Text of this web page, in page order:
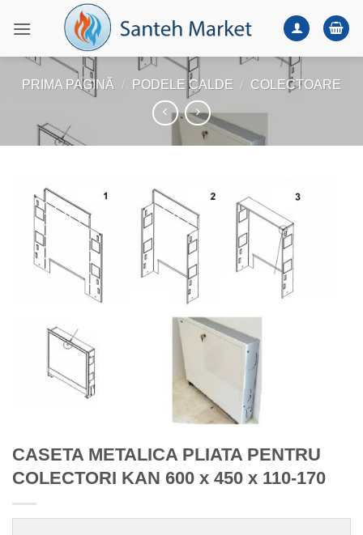
PRIMA PAGINĂ / PODELE CALDE / COLECTOARE
CASETA METALICA PLIATA PENTRU
COLECTORI KAN 600 x 450 x 110-170